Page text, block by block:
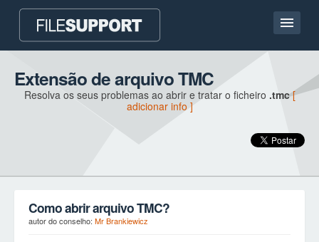
Casa
Contato
Extensão de arquivo TMC
Resolva os seus problemas ao abrir e tratar o ficheiro .tmc [
adicionar info ]
Como abrir arquivo TMC?
autor do conselho: Mr Brankiewicz